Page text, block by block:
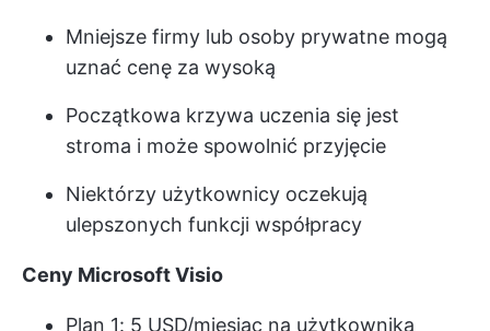
Mniejsze firmy lub osoby prywatne mogą
uznać cenę za wysoką
Początkowa krzywa uczenia się jest
stroma i może spowolnić przyjęcie
Niektórzy użytkownicy oczekują
ulepszonych funkcji współpracy
Ceny Microsoft Visio
Plan 1: 5 USD/miesiąc na użytkownika